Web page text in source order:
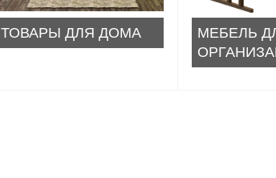
ТОВАРЫ ДЛЯ ДОМА
МЕБЕЛЬ